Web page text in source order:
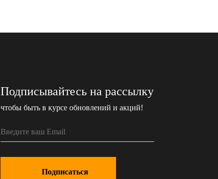
Подписывайтесь на рассылку
чтобы быть в курсе обновлений и акций!
Подписаться